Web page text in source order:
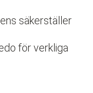
säkerställer
för verkliga